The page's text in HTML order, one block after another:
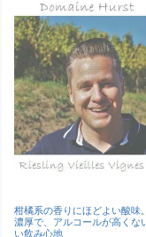
柑橘系の香りにほどよい酸味
濃厚で、アルコールが高くな
い飲み心地